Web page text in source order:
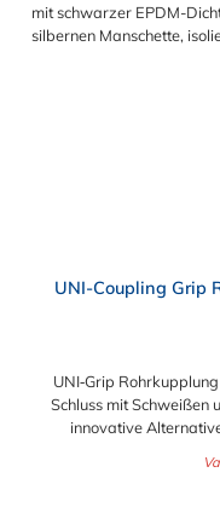
UNI-Coupling Grip
UNI‑Grip
Schluss mit Schweißen und
innovative
schnelle, saubere